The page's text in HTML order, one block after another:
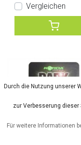
Vergleichen
Durch die Nutzung unserer
zur Verbesserung dieser
Für weitere Informationen